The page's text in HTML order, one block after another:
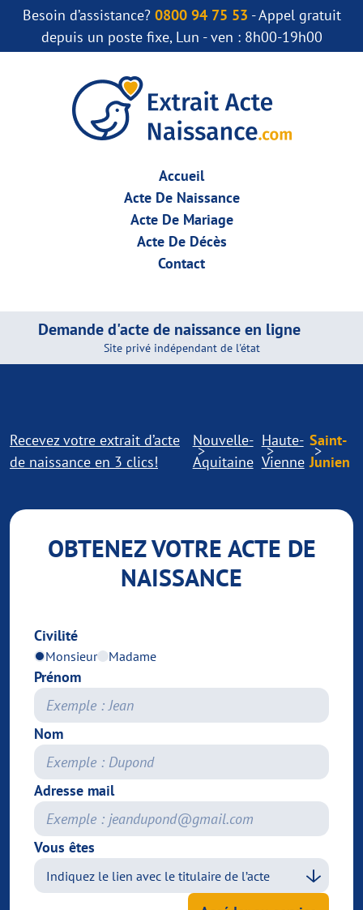
Besoin d’assistance? 0800 94 75 53 - Appel gratuit
depuis un poste fixe, Lun - ven : 8h00-19h00
Accueil
Acte De Naissance
Acte De Mariage
Acte De Décès
Contact
Demande d'acte de naissance en ligne
Site privé indépendant de l'état
Recevez votre extrait d’acte
de naissance en 3 clics!
Nouvelle-
Aquitaine
Haute-
Vienne
Saint-
Junien
OBTENEZ VOTRE ACTE DE
NAISSANCE
Civilité
Monsieur Madame
Prénom
Nom
Adresse mail
Vous êtes